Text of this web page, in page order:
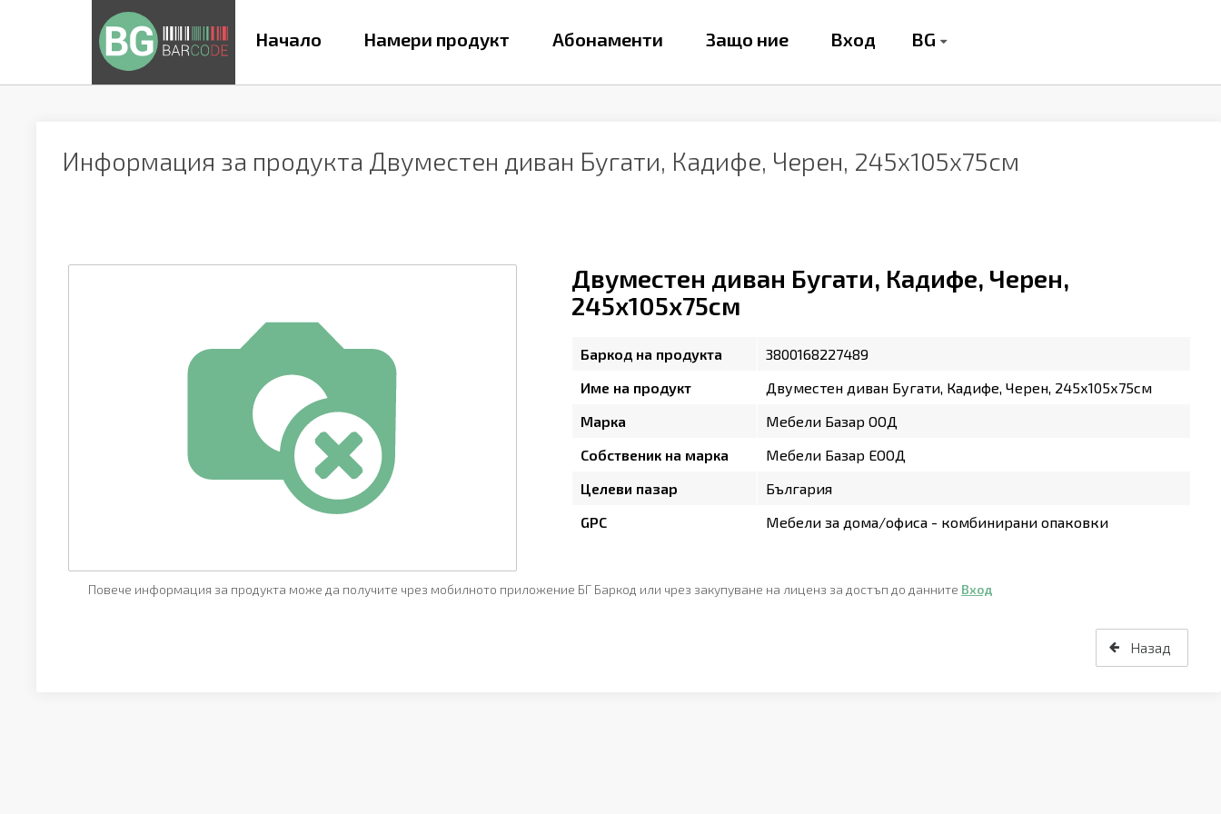
Начало Намери продукт Абонаменти Защо ние Вход BG
Информация за продукта Двуместен диван Бугати, Кадифе, Черен, 245х105х75см
Двуместен диван Бугати, Кадифе, Черен,
245х105х75см
Баркод на продукта
3800168227489
Име на продукт
Двуместен диван Бугати, Кадифе, Черен, 245х105х75см
Марка
Мебели Базар ООД
Собственик на марка
Мебели Базар ЕООД
Целеви пазар
България
GPC
Мебели за дома/офиса - комбинирани опаковки
Повече информация за продукта може да получите чрез мобилното приложение БГ Баркод или чрез закупуване на лиценз за достъп до данните Вход
Назад